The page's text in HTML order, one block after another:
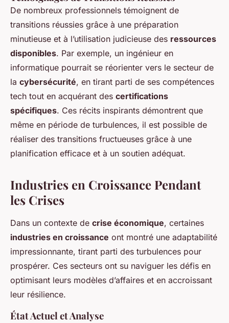
De nombreux professionnels témoignent de
transitions réussies grâce à une préparation
minutieuse et à l’utilisation judicieuse des ressources
disponibles. Par exemple, un ingénieur en
informatique pourrait se réorienter vers le secteur de
la cybersécurité, en tirant parti de ses compétences
tech tout en acquérant des certifications
spécifiques. Ces récits inspirants démontrent que
même en période de turbulences, il est possible de
réaliser des transitions fructueuses grâce à une
planification efficace et à un soutien adéquat.
Industries en Croissance Pendant
les Crises
Dans un contexte de crise économique, certaines
industries en croissance ont montré une adaptabilité
impressionnante, tirant parti des turbulences pour
prospérer. Ces secteurs ont su naviguer les défis en
optimisant leurs modèles d’affaires et en accroissant
leur résilience.
État Actuel et Analyse